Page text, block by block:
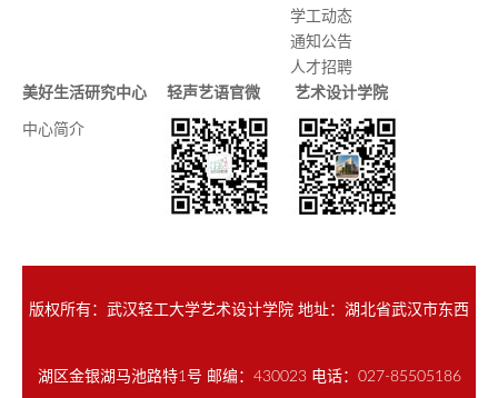
学工动态
通知公告
人才招聘
美好生活研究中心
中心简介
轻声艺语官微 艺术设计学院
版权所有：武汉轻工大学艺术设计学院 地址：湖北省武汉市东西
湖区金银湖马池路特1号 邮编：430023 电话：027-85505186